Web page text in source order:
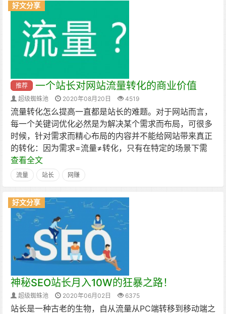
好文分享
推荐 一个站长对网站流量转化的商业价值
超级蜘蛛池 2020年08月20日 4519
流量转化怎么提高一直都是站长的难题。对于网站而言，
每一个关键词优化必然是为解决某个需求而布局，可很多
时候，针对需求而精心布局的内容并不能给网站带来真正
的转化：因为需求=流量≠转化，只有在特定的场景下需
查看全文
流量 站长 网赚
好文分享
神秘SEO站长月入10W的狂暴之路！
超级蜘蛛池 2020年06月02日 6375
站长是一种古老的生物，自从流量从PC端转移到移动端之